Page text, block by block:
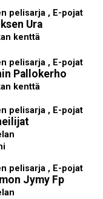
pelisarja , E-pojat
Ura
kenttä
pelisarja , E-pojat
Pallokerho
kenttä
pelisarja , E-pojat
pelisarja , E-pojat
Jymy Fp